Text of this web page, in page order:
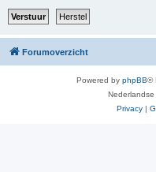
Forumoverzicht
Powered by phpBB®
Privacy |